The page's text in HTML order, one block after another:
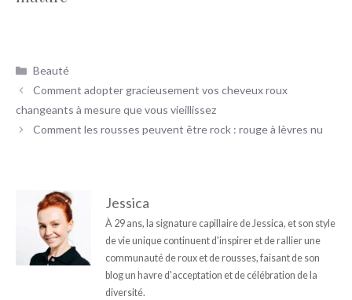
Catégories
Beauté
Comment adopter gracieusement vos cheveux roux
changeants à mesure que vous vieillissez
Comment les rousses peuvent être rock : rouge à lèvres nu
Jessica
À 29 ans, la signature capillaire de Jessica, et son style
de vie unique continuent d'inspirer et de rallier une
communauté de roux et de rousses, faisant de son
blog un havre d'acceptation et de célébration de la
diversité.